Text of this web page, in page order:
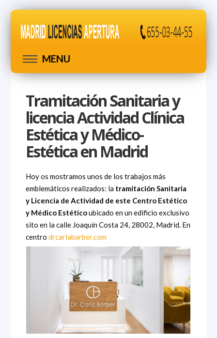
MENU
Tramitación Sanitaria y
licencia Actividad Clínica
Estética y Médico-
Estética en Madrid
Hoy os mostramos unos de los trabajos más
emblemáticos realizados: la tramitación Sanitaria
y Licencia de Actividad de este Centro Estético
y Médico Estéticoubicado en un edificio exclusivo
sito en la calle Joaquín Costa 24, 28002, Madrid. En
centrodrcarlabarber.com